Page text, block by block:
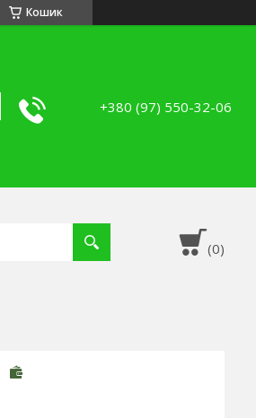
Кошик
+380 (97) 550-32-06